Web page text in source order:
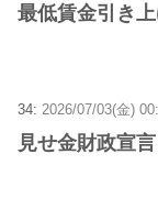
最低賃金引き
34: 2026/07/03(金)
見せ金財政宣言